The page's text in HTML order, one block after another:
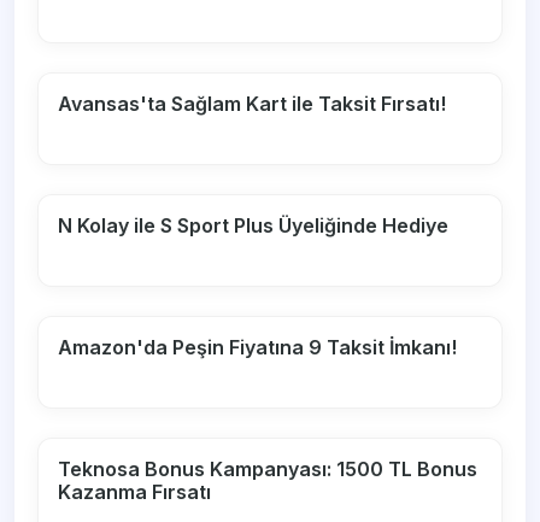
Avansas'ta Sağlam Kart ile Taksit Fırsatı!
N Kolay ile S Sport Plus Üyeliğinde Hediye
Amazon'da Peşin Fiyatına 9 Taksit İmkanı!
Teknosa Bonus Kampanyası: 1500 TL Bonus
Kazanma Fırsatı